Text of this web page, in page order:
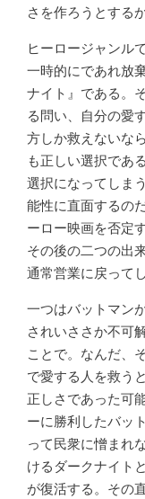
さを作ろうとする
ヒーロージャンル
一時的にであれ放
ナイト』である。
る問い、自分の愛
方しか救えないな
も正しい選択であ
選択になってしま
能性に直面するの
ーロー映画を否定
その後の二つの出
通常営業に戻って
一つはバットマン
されいささか不可
ことで。なんだ、
で愛する人を救う
正しさであった可
ーに勝利したバッ
って民衆に憎まれ
けるダークナイト
が復活する。その